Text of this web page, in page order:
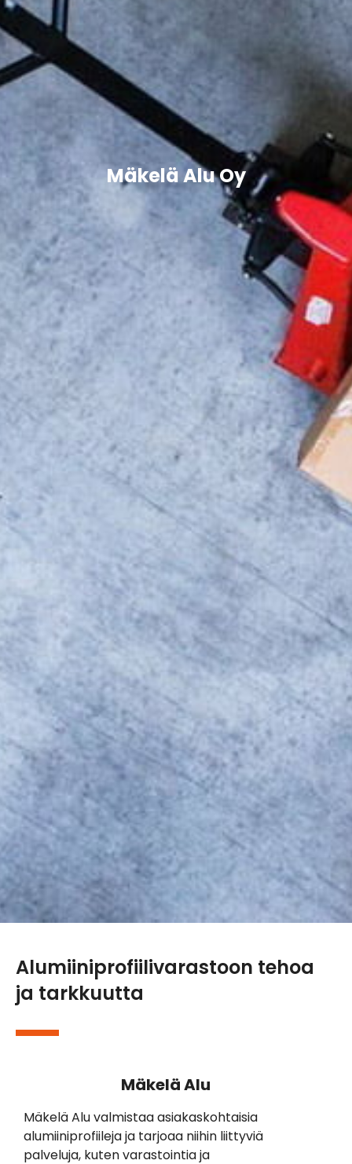
Mäkelä Alu Oy
Alumiiniprofiilivarastoon tehoa
ja tarkkuutta
Mäkelä Alu
Mäkelä Alu valmistaa asiakaskohtaisia
alumiiniprofiileja ja tarjoaa niihin liittyviä
palveluja, kuten varastointia ja